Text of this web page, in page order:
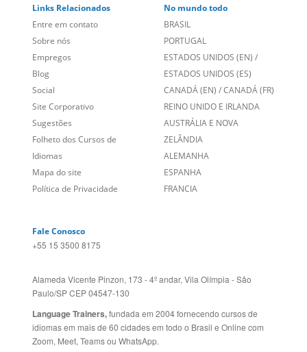
Entre em contato
Sobre nós
Empregos
Blog
Social
Site Corporativo
Sugestões
Folheto dos Cursos de
Idiomas
Mapa do site
Política de Privacidade
BRASIL
PORTUGAL
ESTADOS UNIDOS (EN)
ESTADOS UNIDOS (ES)
CANADÁ (EN)/CANADÁ (FR)
REINO UNIDO E IRLANDA
AUSTRÁLIA E NOVA
ZELÂNDIA
ALEMANHA
ESPANHA
FRANCIA
+55 15 3500 8175
Paulo/SP CEP 04547-130
Language Trainers,fundada em 2004 fornecendo cursos de
idiomas em mais de 60 cidades em todo o Brasil e Online com
Zoom, Meet, Teams ou WhatsApp.